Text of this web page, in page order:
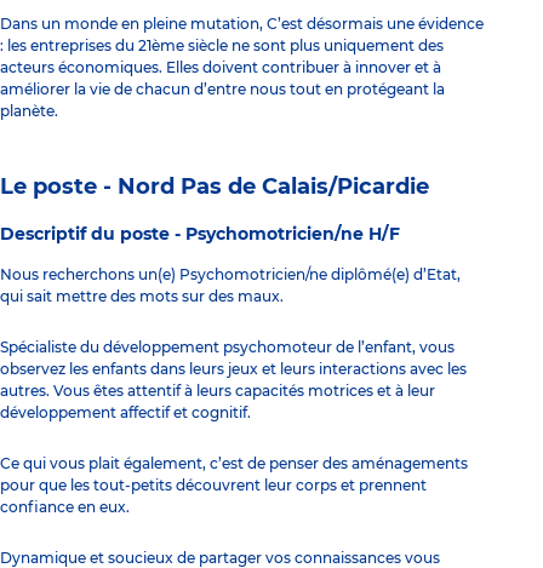
Dans un monde en pleine mutation, C’est désormais une évidence
: les entreprises du 21ème siècle ne sont plus uniquement des
acteurs économiques. Elles doivent contribuer à innover et à
améliorer la vie de chacun d’entre nous tout en protégeant la
planète.
Le poste - Nord Pas de Calais/Picardie
Descriptif du poste - Psychomotricien/ne H/F
Nous recherchons un(e) Psychomotricien/ne diplômé(e) d’Etat,
qui sait mettre des mots sur des maux.
Spécialiste du développement psychomoteur de l’enfant, vous
observez les enfants dans leurs jeux et leurs interactions avec les
autres. Vous êtes attentif à leurs capacités motrices et à leur
développement affectif et cognitif.
Ce qui vous plait également, c’est de penser des aménagements
pour que les tout-petits découvrent leur corps et prennent
confiance en eux.
Dynamique et soucieux de partager vos connaissances vous